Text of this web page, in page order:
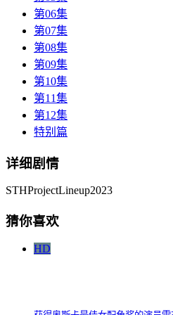
第06集
第07集
第08集
第09集
第10集
第11集
第12集
特别篇
详细剧情
STHProjectLineup2023
猜你喜欢
HD